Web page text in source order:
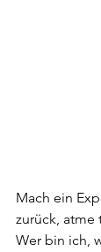
Mach ein
zurück, atme
Wer bin ich,